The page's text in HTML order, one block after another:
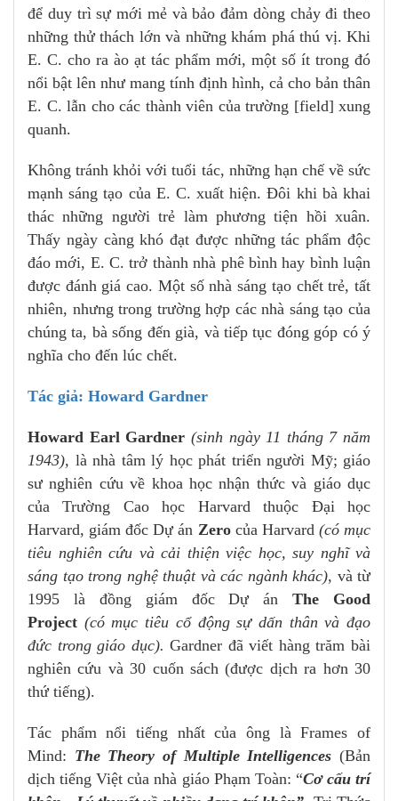
để duy trì sự mới mẻ và bảo đảm dòng chảy đi theo
những thử thách lớn và những khám phá thú vị. Khi
E. C. cho ra ào ạt tác phẩm mới, một số ít trong đó
nổi bật lên như mang tính định hình, cả cho bản thân
E. C. lẫn cho các thành viên của trường [field] xung
quanh.
Không tránh khỏi với tuổi tác, những hạn chế về sức
mạnh sáng tạo của E. C. xuất hiện. Đôi khi bà khai
thác những người trẻ làm phương tiện hồi xuân.
Thấy ngày càng khó đạt được những tác phẩm độc
đáo mới, E. C. trở thành nhà phê bình hay bình luận
được đánh giá cao. Một số nhà sáng tạo chết trẻ, tất
nhiên, nhưng trong trường hợp các nhà sáng tạo của
chúng ta, bà sống đến già, và tiếp tục đóng góp có ý
nghĩa cho đến lúc chết.
Tác giả: Howard Gardner
Howard Earl Gardner (sinh ngày 11 tháng 7 năm
1943), là nhà tâm lý học phát triển người Mỹ; giáo
sư nghiên cứu về khoa học nhận thức và giáo dục
của Trường Cao học Harvard thuộc Đại học
Harvard, giám đốc Dự án Zerocủa Harvard (có mục
tiêu nghiên cứu và cải thiện việc học, suy nghĩ và
sáng tạo trong nghệ thuật và các ngành khác), và từ
1995 là đồng giám đốc Dự ánThe Good
Project (có mục tiêu cổ động sự dấn thân và đạo
đức trong giáo dục). Gardner đã viết hàng trăm bài
nghiên cứu và 30 cuốn sách (được dịch ra hơn 30
thứ tiếng).
Tác phẩm nổi tiếng nhất của ông là Frames of
Mind: The Theory of Multiple Intelligences(Bản
dịch tiếng Việt của nhà giáo Phạm Toàn: “Cơ cấu trí